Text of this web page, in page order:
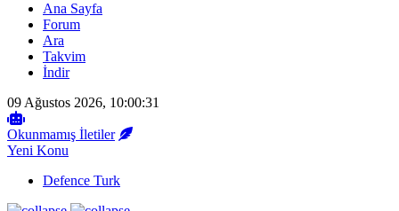
Ana Sayfa
Forum
Ara
Takvim
İndir
09 Ağustos 2026, 10:00:31
Okunmamış İletiler
Yeni Konu
Defence Turk